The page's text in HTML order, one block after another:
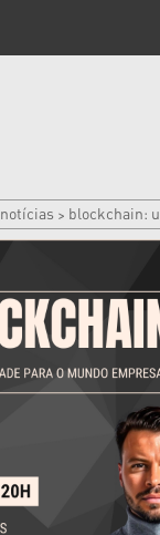
notícias > blockchain: